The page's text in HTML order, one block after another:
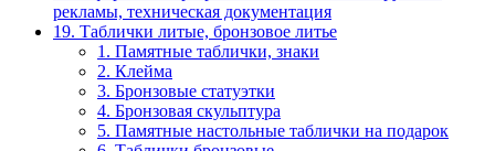
рекламы, техническая документация
19. Таблички литые, бронзовое литье
1. Памятные таблички, знаки
2. Клейма
3. Бронзовые статуэтки
4. Бронзовая скульптура
5. Памятные настольные таблички на подарок